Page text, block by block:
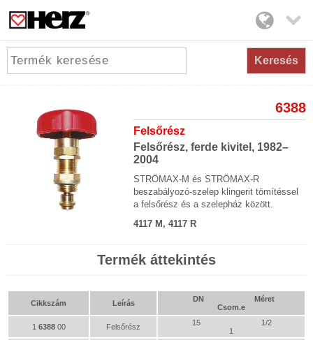

Keresés
6388
Felsőrész
Felsőrész, ferde kivitel, 1982–
2004
STRÖMAX-M és STRÖMAX-R
beszabályozó-szelep klingerit tömítéssel
a felsőrész és a szelepház között.
4117 M, 4117 R
Termék áttekintés
Cikkszám Leírás DN
Méret
Csom.e
1 638800 Felsőrész 15
1/2
1